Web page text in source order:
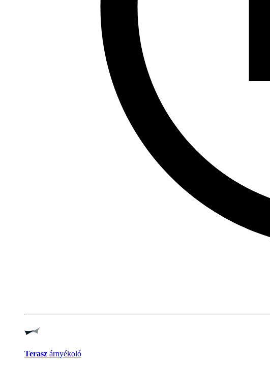
Terasz árnyékoló